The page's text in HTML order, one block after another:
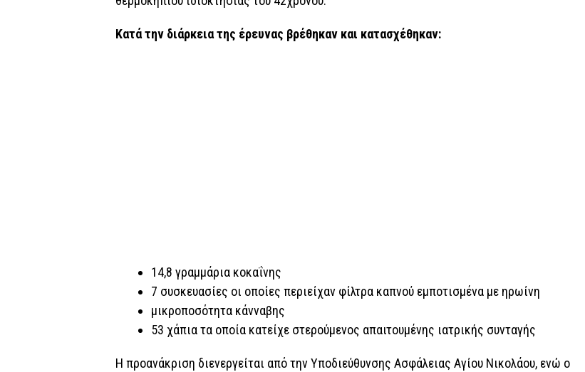
Κατά την διάρκεια της έρευνας βρέθηκαν και κατασχέθηκαν:
14,8 γραμμάρια κοκαΐνης
7 συσκευασίες οι οποίες περιείχαν φίλτρα καπνού εμποτισμένα με ηρωίνη
μικροποσότητα κάνναβης
53 χάπια τα οποία κατείχε στερούμενος απαιτουμένης ιατρικής συνταγής
Η προανάκριση διενεργείται από την Υποδιεύθυνσης Ασφάλειας Αγίου Νικολάου, ενώ ο